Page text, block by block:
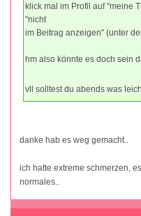
klick mal im Profil auf "meine
"nicht
im Beitrag anzeigen" (unter
hm also könnte es doch sein
vll solltest du abends was
danke hab es weg gemacht..
ich hatte extreme schmerzen,
normales..